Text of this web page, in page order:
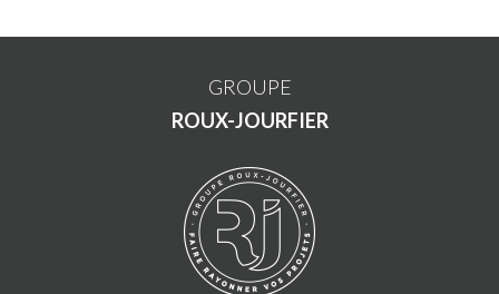
GROUPE
ROUX-JOURFIER